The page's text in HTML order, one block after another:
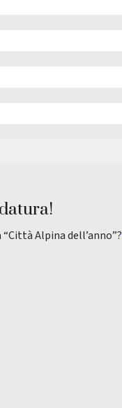
Alpina dell’anno”?